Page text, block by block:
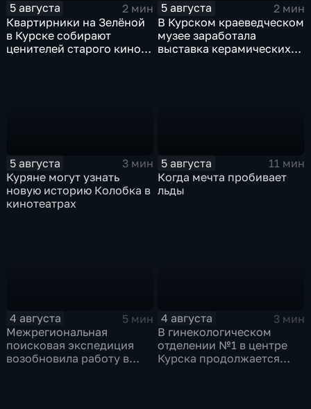
5 августа
2 мин
Квартирники на Зелёной
в Курске собирают
ценителей старого кино
5 августа
2 мин
В Курском краеведческом
музее заработала
выставка керамических
5 августа
3 мин
Куряне могут узнать
новую историю Колобка в
кинотеатрах
5 августа
11 мин
Когда мечта пробивает
льды
4 августа
5 мин
Межрегиональная
поисковая экспедиция
возобновила работу в
4 августа
3 мин
В гинекологическом
отделении №1 в центре
Курска продолжается